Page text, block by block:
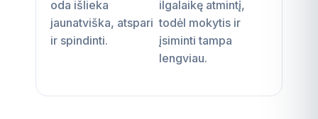
oda išlieka
jaunatviška, atspari
ir spindinti.
ilgalaikę atmintį,
todėl mokytis ir
įsiminti tampa
lengviau.